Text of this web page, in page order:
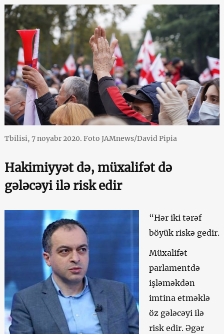
Tbilisi, 7 noyabr 2020. Foto JAMnews/David Pipia
Hakimiyyət də, müxalifət də
gələcəyi ilə risk edir
“Hər iki tərəf
böyük riskə gedir.
Müxalifət
parlamentdə
işləməkdən
imtina etməklə
öz gələcəyi ilə
risk edir. Əgər